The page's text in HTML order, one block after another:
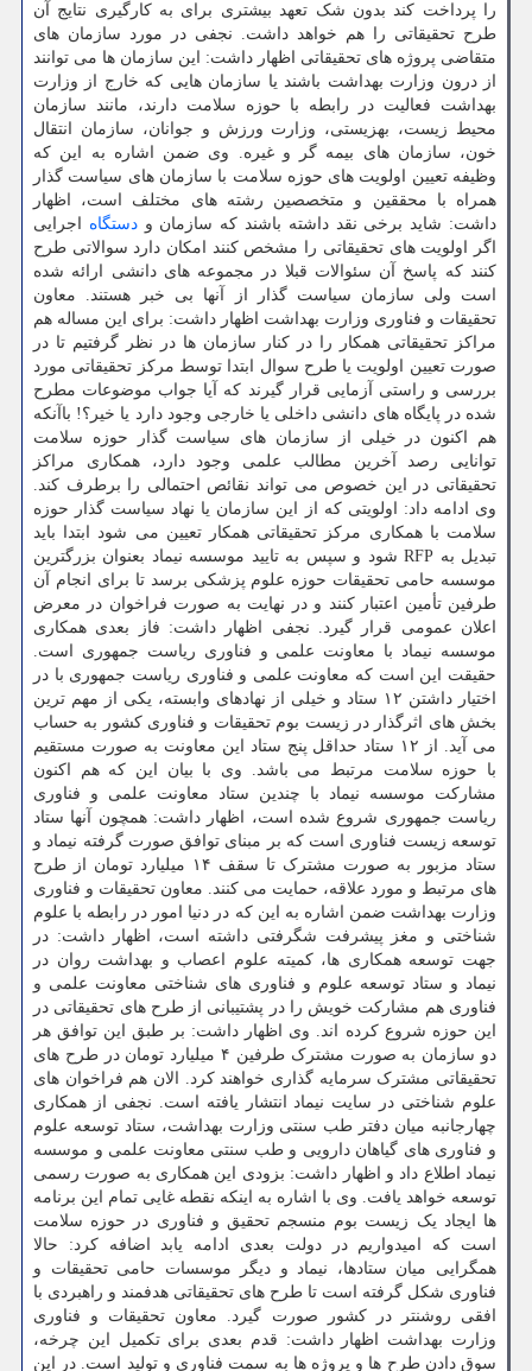
را پرداخت کند بدون شک تعهد بیشتری برای به کارگیری نتایج آن
طرح تحقیقاتی را هم خواهد داشت. نجفی در مورد سازمان های
متقاضی پروژه های تحقیقاتی اظهار داشت: این سازمان ها می توانند
از درون وزارت بهداشت باشند یا سازمان هایی که خارج از وزارت
بهداشت فعالیت در رابطه با حوزه سلامت دارند، مانند سازمان
محیط زیست، بهزیستی، وزارت ورزش و جوانان، سازمان انتقال
خون، سازمان های بیمه گر و غیره. وی ضمن اشاره به این که
وظیفه تعیین اولویت های حوزه سلامت با سازمان های سیاست گذار
همراه با محققین و متخصصین رشته های مختلف است، اظهار
داشت: شاید برخی نقد داشته باشند که سازمان ودستگاه اجرایی
اگر اولویت های تحقیقاتی را مشخص کنند امکان دارد سوالاتی طرح
کنند که پاسخ آن سئوالات قبلا در مجموعه های دانشی ارائه شده
است ولی سازمان سیاست گذار از آنها بی خبر هستند. معاون
تحقیقات و فناوری وزارت بهداشت اظهار داشت: برای این مساله هم
مراکز تحقیقاتی همکار را در کنار سازمان ها در نظر گرفتیم تا در
صورت تعیین اولویت یا طرح سوال ابتدا توسط مرکز تحقیقاتی مورد
بررسی و راستی آزمایی قرار گیرند که آیا جواب موضوعات مطرح
شده در پایگاه های دانشی داخلی یا خارجی وجود دارد یا خیر؟! باآنکه
هم اکنون در خیلی از سازمان های سیاست گذار حوزه سلامت
توانایی رصد آخرین مطالب علمی وجود دارد، همکاری مراکز
تحقیقاتی در این خصوص می تواند نقائص احتمالی را برطرف کند.
وی ادامه داد: اولویتی که از این سازمان یا نهاد سیاست گذار حوزه
سلامت با همکاری مرکز تحقیقاتی همکار تعیین می شود ابتدا باید
تبدیل به RFP شود و سپس به تایید موسسه نیماد بعنوان بزرگترین
موسسه حامی تحقیقات حوزه علوم پزشکی برسد تا برای انجام آن
طرفین تأمین اعتبار کنند و در نهایت به صورت فراخوان در معرض
اعلان عمومی قرار گیرد. نجفی اظهار داشت: فاز بعدی همکاری
موسسه نیماد با معاونت علمی و فناوری ریاست جمهوری است.
حقیقت این است که معاونت علمی و فناوری ریاست جمهوری با در
اختیار داشتن ۱۲ ستاد و خیلی از نهادهای وابسته، یکی از مهم ترین
بخش های اثرگذار در زیست بوم تحقیقات و فناوری کشور به حساب
می آید. از ۱۲ ستاد حداقل پنج ستاد این معاونت به صورت مستقیم
با حوزه سلامت مرتبط می باشد. وی با بیان این که هم اکنون
مشارکت موسسه نیماد با چندین ستاد معاونت علمی و فناوری
ریاست جمهوری شروع شده است، اظهار داشت: همچون آنها ستاد
توسعه زیست فناوری است که بر مبنای توافق صورت گرفته نیماد و
ستاد مزبور به صورت مشترک تا سقف ۱۴ میلیارد تومان از طرح
های مرتبط و مورد علاقه، حمایت می کنند. معاون تحقیقات و فناوری
وزارت بهداشت ضمن اشاره به این که در دنیا امور در رابطه با علوم
شناختی و مغز پیشرفت شگرفتی داشته است، اظهار داشت: در
جهت توسعه همکاری ها، کمیته علوم اعصاب و بهداشت روان در
نیماد و ستاد توسعه علوم و فناوری های شناختی معاونت علمی و
فناوری هم مشارکت خویش را در پشتیبانی از طرح های تحقیقاتی در
این حوزه شروع کرده اند. وی اظهار داشت: بر طبق این توافق هر
دو سازمان به صورت مشترک طرفین ۴ میلیارد تومان در طرح های
تحقیقاتی مشترک سرمایه گذاری خواهند کرد. الان هم فراخوان های
علوم شناختی در سایت نیماد انتشار یافته است. نجفی از همکاری
چهارجانبه میان دفتر طب سنتی وزارت بهداشت، ستاد توسعه علوم
و فناوری های گیاهان دارویی و طب سنتی معاونت علمی و موسسه
نیماد اطلاع داد و اظهار داشت: بزودی این همکاری به صورت رسمی
توسعه خواهد یافت. وی با اشاره به اینکه نقطه غایی تمام این برنامه
ها ایجاد یک زیست بوم منسجم تحقیق و فناوری در حوزه سلامت
است که امیدواریم در دولت بعدی ادامه یابد اضافه کرد: حالا
همگرایی میان ستادها، نیماد و دیگر موسسات حامی تحقیقات و
فناوری شکل گرفته است تا طرح های تحقیقاتی هدفمند و راهبردی با
افقی روشنتر در کشور صورت گیرد. معاون تحقیقات و فناوری
وزارت بهداشت اظهار داشت: قدم بعدی برای تکمیل این چرخه،
سوق دادن طرح ها و پروژه ها به سمت فناوری و تولید است. در این